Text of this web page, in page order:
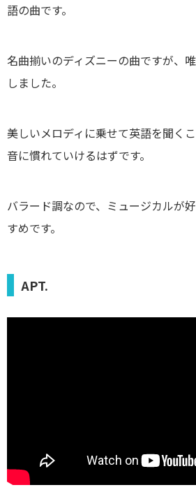
語の曲です。
名曲揃いのディズニーの曲ですが、
しました。
美しいメロディに乗せて英語を聞く
音に慣れていけるはずです。
バラード調なので、ミュージカルが
すめです。
APT.